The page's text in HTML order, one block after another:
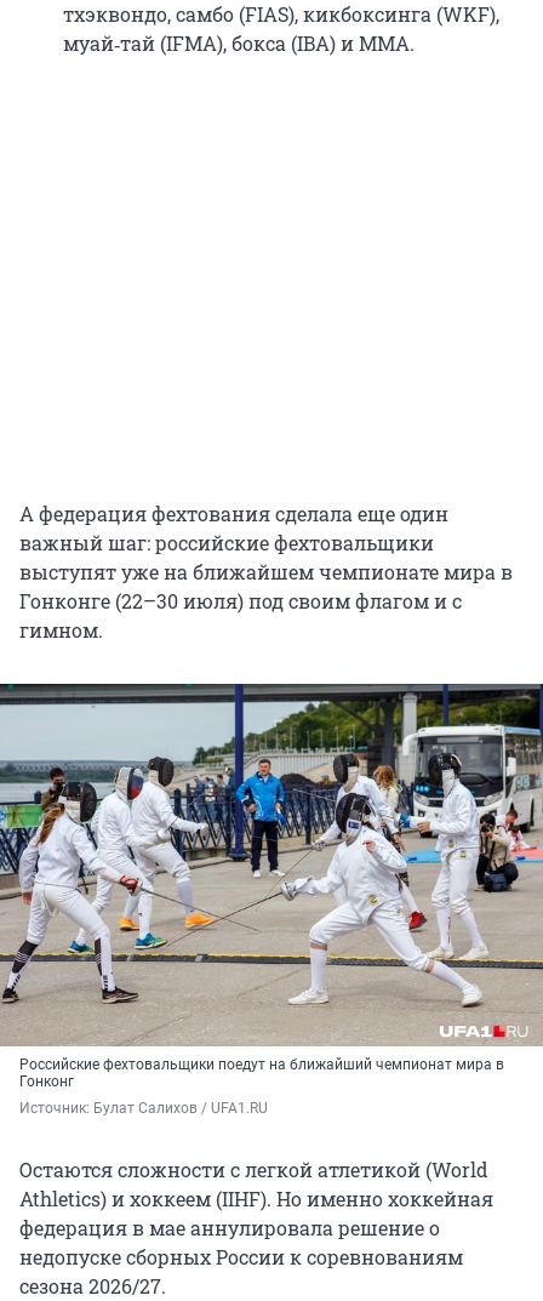
тхэквондо, самбо (FIAS), кикбоксинга (WKF),
муай‑тай (IFMA), бокса (IBA) и ММА.
А федерация фехтования сделала еще один
важный шаг: российские фехтовальщики
выступят уже на ближайшем чемпионате мира в
Гонконге (22–30 июля) под своим флагом и с
гимном.
Российские фехтовальщики поедут на ближайший чемпионат мира в
Гонконг
Источник: Булат Салихов / UFA1.RU
Остаются сложности с легкой атлетикой (World
Athletics) и хоккеем (IIHF). Но именно хоккейная
федерация в мае аннулировала решение о
недопуске сборных России к соревнованиям
сезона 2026/27.